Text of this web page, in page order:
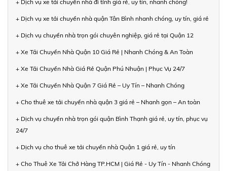
+ Dịch vụ xe tải chuyển nhà đi tỉnh giá rẻ, uy tín, nhanh chóng!
+ Dịch vụ xe tải chuyển nhà quận Tân Bình nhanh chóng, uy tín, giá rẻ
+ Dịch vụ chuyển nhà trọn gói chuyên nghiệp, giá rẻ tại Quận 12
+ Xe Tải Chuyển Nhà Quận 10 Giá Rẻ | Nhanh Chóng & An Toàn
+ Xe Tải Chuyển Nhà Giá Rẻ Quận Phú Nhuận | Phục Vụ 24/7
+ Xe Tải Chuyển Nhà Quận 7 Giá Rẻ – Uy Tín – Nhanh Chóng
+ Cho thuê xe tải chuyển nhà quận 3 giá rẻ – Nhanh gọn – An toàn
+ Dịch vụ chuyển nhà trọn gói quận Bình Thạnh giá rẻ, uy tín, phục vụ
24/7
+ Dịch vụ cho thuê xe tải chuyển nhà Quận 1 giá rẻ, uy tín
+ Cho Thuê Xe Tải Chở Hàng TP.HCM | Giá Rẻ - Uy Tín - Nhanh Chóng